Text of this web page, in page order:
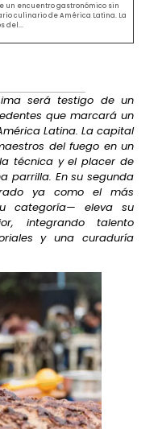
un encuentro gastronómico sin
culinario de América Latina. La
del...
será testigo de un
que marcará un
Latina. La capital
del fuego en un
técnica y el placer de
parrilla. En su segunda
ya como el más
categoría— eleva su
integrando talento
y una curaduría